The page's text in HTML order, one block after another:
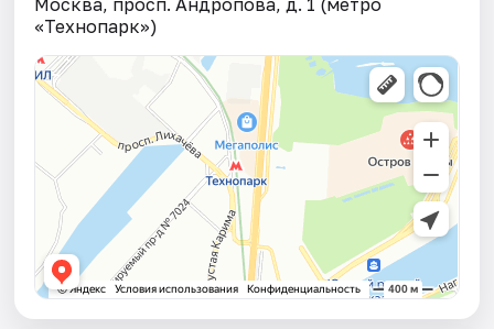
Москва, просп. Андропова, д. 1 (метро
«Технопарк»)